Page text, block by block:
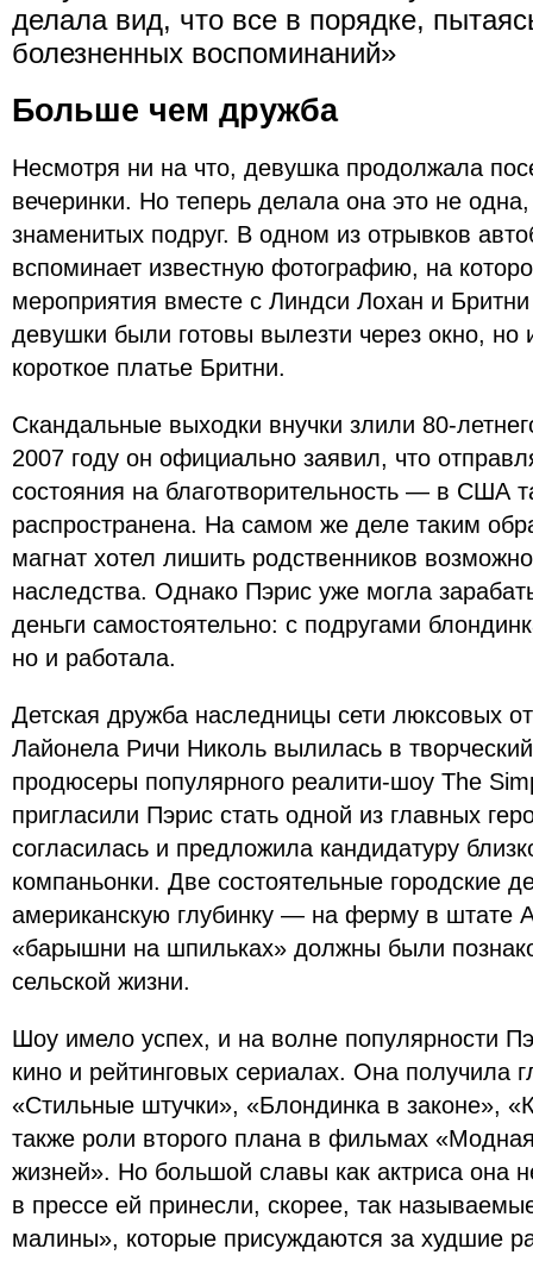
делала вид, что все в порядке,
болезненных воспоминаний»
Больше чем дружба
Несмотря ни на что, девушка продолжала
вечеринки. Но теперь делала она это не
знаменитых подруг. В одном из отрывков
вспоминает известную фотографию, на
мероприятия вместе с Линдси Лохан и
девушки были готовы вылезти через окно,
короткое платье Бритни.
Скандальные выходки внучки злили 80-
2007 году он официально заявил, что
состояния на благотворительность — в США
распространена. На самом же деле таким
магнат хотел лишить родственников
наследства. Однако Пэрис уже могла
деньги самостоятельно: с подругами
но и работала.
Детская дружба наследницы сети люксовых
Лайонела Ричи Николь вылилась в
продюсеры популярного реалити-шоу The
пригласили Пэрис стать одной из главных
согласилась и предложила кандидатуру
компаньонки. Две состоятельные городские
американскую глубинку — на ферму в штате
«барышни на шпильках» должны были
сельской жизни.
Шоу имело успех, и на волне популярности
кино и рейтинговых сериалах. Она получила
«Стильные штучки», «Блондинка в законе»,
также роли второго плана в фильмах
жизней». Но большой славы как актриса она
в прессе ей принесли, скорее, так
малины», которые присуждаются за худшие